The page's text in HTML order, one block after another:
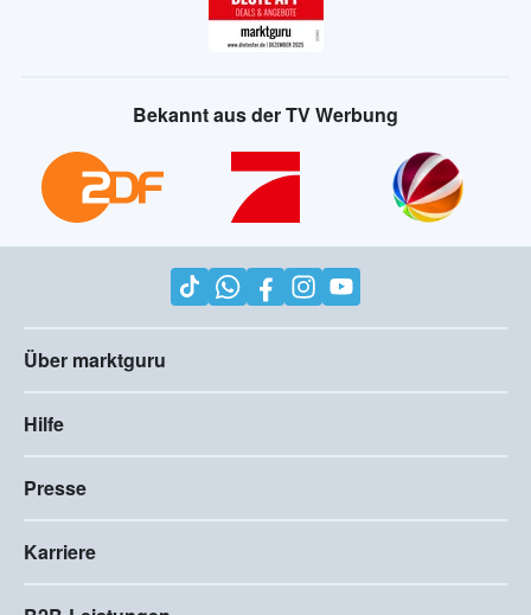
Bekannt aus der TV Werbung
Über marktguru
Hilfe
Presse
Karriere